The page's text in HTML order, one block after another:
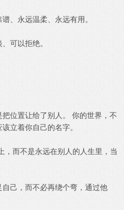
、永远温柔、永远有用。
可以拒绝。
位置让给了别人。 你的世界，不
立着你自己的名字。
，而不是永远在别人的人生里，当
己，而不必再绕个弯，通过他